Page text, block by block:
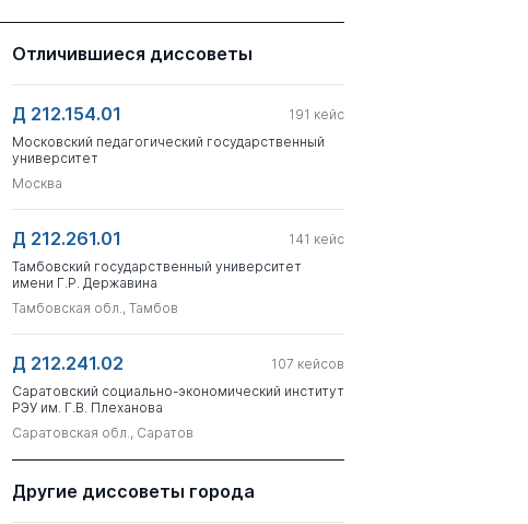
Отличившиеся диссоветы
Д 212.154.01 191 кейс
Московский педагогический государственный
университет
Москва
Д 212.261.01 141 кейс
Тамбовский государственный университет
имени Г.Р. Державина
Тамбовская обл., Тамбов
Д 212.241.02 107 кейсов
Саратовский социально-экономический институт
РЭУ им. Г.В. Плеханова
Саратовская обл., Саратов
Другие диссоветы города